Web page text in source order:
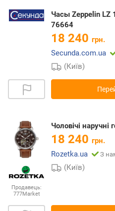
Часы Zeppelin LZ
76664
18 240 грн.
Secunda.com.ua
(Київ)
Продавець:
777Market
Чоловічі
18 240 грн.
Rozetka.ua
З
(Київ)